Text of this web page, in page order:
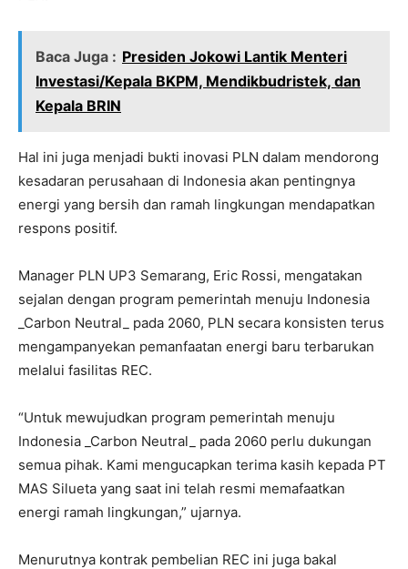
Baca Juga : Presiden Jokowi Lantik Menteri
Investasi/Kepala BKPM, Mendikbudristek, dan
Kepala BRIN
Hal ini juga menjadi bukti inovasi PLN dalam mendorong
kesadaran perusahaan di Indonesia akan pentingnya
energi yang bersih dan ramah lingkungan mendapatkan
respons positif.
Manager PLN UP3 Semarang, Eric Rossi, mengatakan
sejalan dengan program pemerintah menuju Indonesia
_Carbon Neutral_ pada 2060, PLN secara konsisten terus
mengampanyekan pemanfaatan energi baru terbarukan
melalui fasilitas REC.
“Untuk mewujudkan program pemerintah menuju
Indonesia _Carbon Neutral_ pada 2060 perlu dukungan
semua pihak. Kami mengucapkan terima kasih kepada PT
MAS Silueta yang saat ini telah resmi memafaatkan
energi ramah lingkungan,” ujarnya.
Menurutnya kontrak pembelian REC ini juga bakal